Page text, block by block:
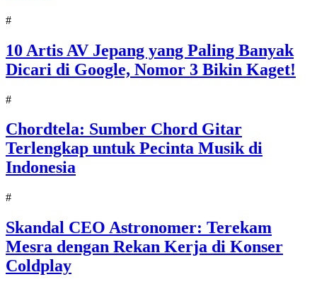
#
10 Artis AV Jepang yang Paling Banyak
Dicari di Google, Nomor 3 Bikin Kaget!
#
Chordtela: Sumber Chord Gitar
Terlengkap untuk Pecinta Musik di
Indonesia
#
Skandal CEO Astronomer: Terekam
Mesra dengan Rekan Kerja di Konser
Coldplay